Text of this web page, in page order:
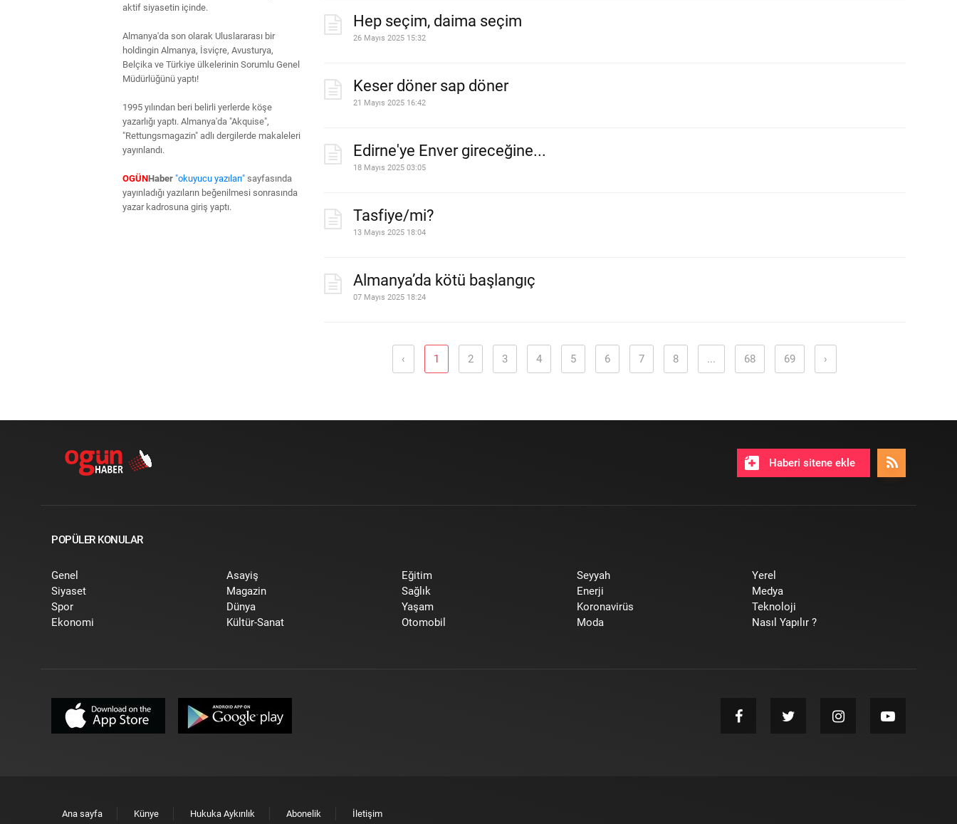
aktif siyasetin içinde.
Almanya'da son olarak Uluslararası bir
holdingin Almanya, İsviçre, Avusturya,
Belçika ve Türkiye ülkelerinin Sorumlu Genel
Müdürlüğünü yaptı!
1995 yılından beri belirli yerlerde köşe
yazarlığı yaptı. Almanya'da "Akquise",
"Rettungsmagazin" adlı dergilerde makaleleri
yayınlandı.
OGÜNHaber "okuyucu yazıları" sayfasında
yayınladığı yazıların beğenilmesi sonrasında
yazar kadrosuna giriş yaptı.
Hep seçim, daima seçim
26 Mayıs 2025 15:32
Keser döner sap döner
21 Mayıs 2025 16:42
Edirne'ye Enver gireceğine...
18 Mayıs 2025 03:05
Tasfiye/mi?
13 Mayıs 2025 18:04
Almanya’da kötü başlangıç
07 Mayıs 2025 18:24
‹ 1 2 3 4 5 6 7 8 ... 68 69 ›
Haberi sitene ekle
POPÜLER KONULAR
Genel
Siyaset
Spor
Ekonomi
Asayiş
Magazin
Dünya
Kültür-Sanat
Eğitim
Sağlık
Yaşam
Otomobil
Seyyah
Enerji
Koronavirüs
Moda
Yerel
Medya
Teknoloji
Nasıl Yapılır ?
Ana sayfa Künye Hukuka Aykırılık Abonelik İletişim